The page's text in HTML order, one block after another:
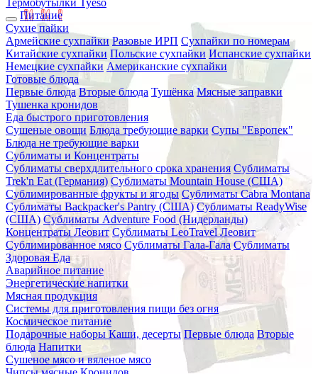
Термобутылки Tyeso
Питание
Сухие пайки
Армейские сухпайки Разовые ИРП Сухпайки по номерам
Китайские сухпайки Польские сухпайки Испанские сухпайки
Немецкие сухпайки Американские сухпайки
Готовые блюда
Первые блюда Вторые блюда Тушёнка Мясные заправки
Тушенка кронидов
Еда быстрого приготовления
Сушеные овощи Блюда требующие варки Супы "Европек"
Блюда не требующие варки
Сублиматы и Концентраты
Сублиматы сверхдлительного срока хранения Сублиматы
Trek'n Eat (Германия) Сублиматы Mountain House (США)
Сублимированные фрукты и ягоды Сублиматы Cabra Montana
Сублиматы Backpacker's Pantry (США) Сублиматы ReadyWise
(США) Сублиматы Adventure Food (Нидерланды)
Концентраты Леовит Сублиматы LeoTravel Леовит
Сублимированное мясо Сублиматы Гала-Гала Сублиматы
Здоровая Еда
Аварийное питание
Энергетические напитки
Мясная продукция
Системы для приготовления пищи без огня
Космическое питание
Подарочные наборы Каши, десерты Первые блюда Вторые
блюда Напитки
Сушеное мясо и вяленое мясо